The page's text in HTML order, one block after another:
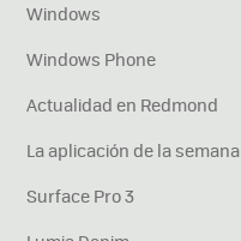
Windows
Windows Phone
Actualidad en Redmond
La aplicación de la semana
Surface Pro 3